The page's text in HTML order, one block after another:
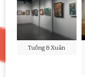
Tuồng & Xuân